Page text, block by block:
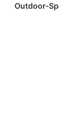
Outdoor-